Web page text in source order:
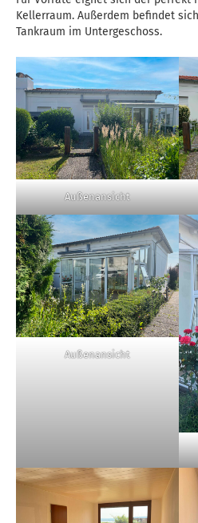
Kellerraum. Außerdem befindet
Tankraum im Untergeschoss.
Außenansicht
Außenansicht